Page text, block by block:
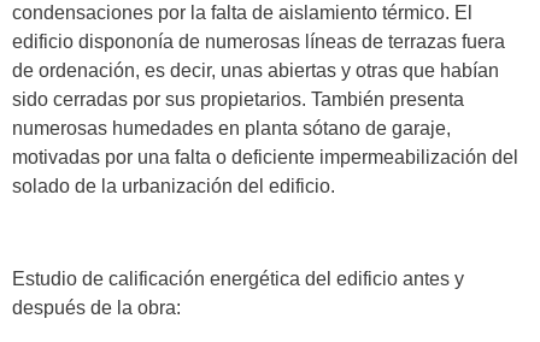
condensaciones por la falta de aislamiento térmico. El
edificio dispononía de numerosas líneas de terrazas fuera
de ordenación, es decir, unas abiertas y otras que habían
sido cerradas por sus propietarios. También presenta
numerosas humedades en planta sótano de garaje,
motivadas por una falta o deficiente impermeabilización del
solado de la urbanización del edificio.
Estudio de calificación energética del edificio antes y
después de la obra: